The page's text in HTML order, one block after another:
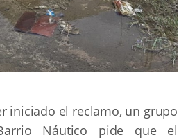
iniciado el reclamo, un grupo
Náutico pide que el